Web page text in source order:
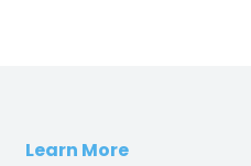
Learn More